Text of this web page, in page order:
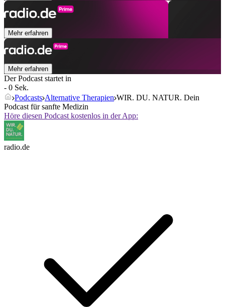
Mehr erfahren
Mehr erfahren
Der Podcast startet in
- 0 Sek.
Podcasts Alternative Therapien WIR. DU. NATUR. Dein
Podcast für sanfte Medizin
Höre diesen Podcast kostenlos in der App:
radio.de